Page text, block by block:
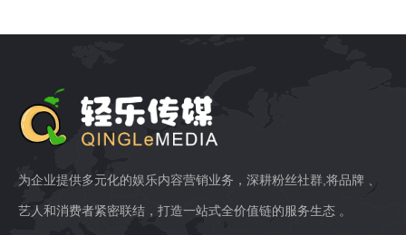
为企业提供多元化的娱乐内容营销业务，深耕粉丝社群,将品牌 、
艺人和消费者紧密联结，打造一站式全价值链的服务生态 。